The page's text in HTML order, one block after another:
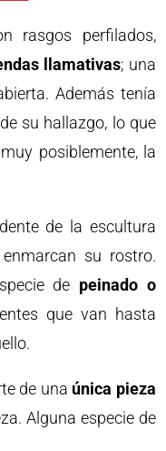
rasgos perfilados,
llamativas; una
Además tenía
su hallazgo, lo que
posiblemente, la
de la escultura
su rostro.
de peinado o
que van hasta
de una única pieza
Alguna especie de